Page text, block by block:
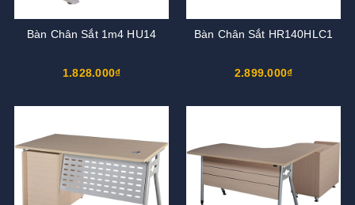
Bàn Chân Sắt 1m4 HU14
1.828.000₫
Bàn Chân Sắt HR140HLC1
2.899.000₫